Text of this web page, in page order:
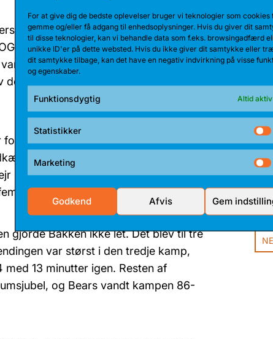
For at give dig de bedste oplevelser bruger vi teknologier som cookies
gemme og/eller få adgang til enhedsoplysninger. Hvis du giver dit
til disse teknologier, kan vi behandle data som f.eks. browsingadfærd
unikke ID'er på dette websted. Hvis du ikke giver dit samtykke eller
dit samtykke tilbage, kan det have en negativ indvirkning på visse
og egenskaber.
Funktionsdygtig Altid aktiv
Statistikker
Marketing
Godkend Afvis Gem
Cimbria vandt grundspillet med 34
Næstved. Til gengæld blev stillingen
de tre hold nemlig á point, alle med
interne kampe mellem holdene, og
Bears – og ikke mindst semifinaler
fire drabelige semifinaler
i kamp fire i Randers, efter
minutter før tid.
gjorde Bakken ikke let. Det blev til tre
var størst i den tredje kamp,
13 minutter igen. Resten af
og Bears vandt kampen 86-